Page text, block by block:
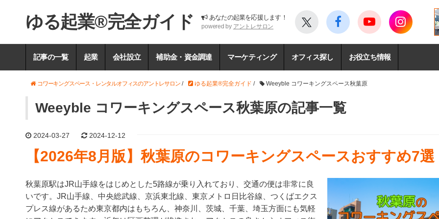
ゆる起業®完全ガイド あなたの起業を応援します！
powered by アントレサロン
記事の一覧 起業 会社設立 補助金・資金調達 マーケティング オフィス探し お役立ち情報
コワーキングスペース・レンタルオフィスのアントレサロン/ ゆる起業®完全ガイド / Weeyble コワーキングスペース秋葉原
Weeyble コワーキングスペース秋葉原の記事一覧
2024-03-27 2024-12-12
【2026年8月版】秋葉原のコワーキングスペースおすすめ7選
秋葉原駅はJR山手線をはじめとした5路線が乗り入れており、交通の便は非常に良
いです。JR山手線、中央総武線、京浜東北線、東京メトロ日比谷線、つくばエクス
プレス線があるため東京都内はもちろん、神奈川、茨城、千葉、埼玉方面にも気軽